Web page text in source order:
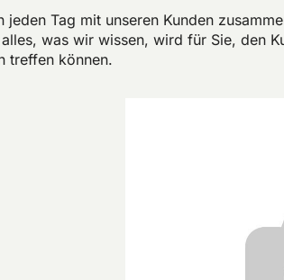
Tag mit unseren Kunden
was wir wissen, wird für Sie, den
treffen können.